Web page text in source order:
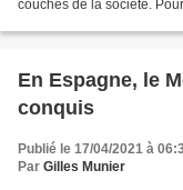
couches de la société.
En Espagne, le
conquis
Publié le 17/04/2021 à
Par Gilles Munier